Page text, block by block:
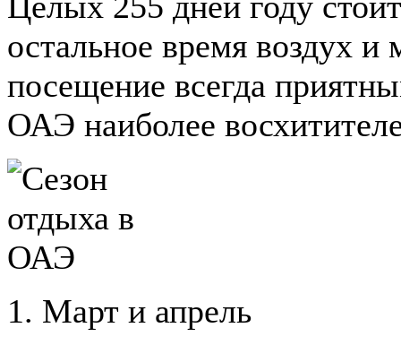
остальное время воздух и
посещение всегда
ОАЭ наиболее
1. Март и апрель